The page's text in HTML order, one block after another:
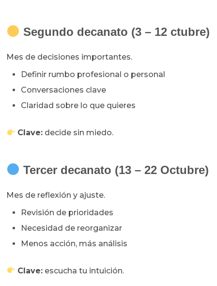
Segundo decanato (3 – 12 ctubre)
Mes de decisiones importantes.
Definir rumbo profesional o personal
Conversaciones clave
Claridad sobre lo que quieres
Clave:decide sin miedo.
Tercer decanato (13 – 22 Octubre)
Mes de reflexión y ajuste.
Revisión de prioridades
Necesidad de reorganizar
Menos acción, más análisis
Clave:escucha tu intuición.